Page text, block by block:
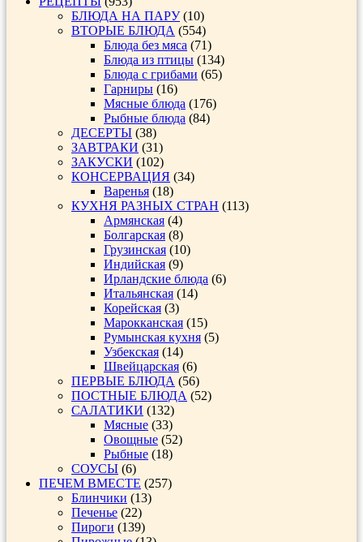
БЛЮДА НА ПАРУ(10)
ВТОРЫЕ БЛЮДА (554)
Блюда без мяса (71)
Блюда из птицы (134)
Блюда с грибами (65)
Гарниры (16)
Мясные блюда (176)
Рыбные блюда (84)
ДЕСЕРТЫ (38)
ЗАВТРАКИ (31)
ЗАКУСКИ (102)
КОНСЕРВАЦИЯ (34)
Варенья (18)
КУХНЯ РАЗНЫХ СТРАН (113)
Армянская (4)
Болгарская (8)
Грузинская (10)
Индийская (9)
Ирландские блюда (6)
Итальянская (14)
Корейская (3)
Марокканская (15)
Румынская кухня (5)
Узбекская (14)
Швейцарская (6)
ПЕРВЫЕ БЛЮДА (56)
ПОСТНЫЕ БЛЮДА (52)
САЛАТИКИ (132)
Мясные (33)
Овощные (52)
Рыбные (18)
СОУСЫ (6)
ПЕЧЕМ ВМЕСТЕ (257)
Блинчики (13)
Печенье (22)
Пироги (139)